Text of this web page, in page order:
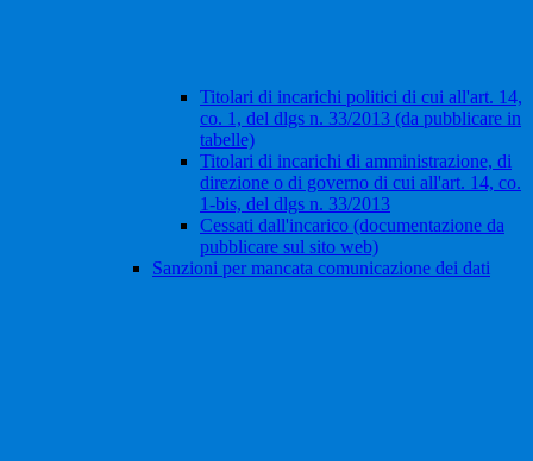
Titolari di incarichi politici di cui all'art. 14,
co. 1, del dlgs n. 33/2013 (da pubblicare in
tabelle)
Titolari di incarichi di amministrazione, di
direzione o di governo di cui all'art. 14, co.
1-bis, del dlgs n. 33/2013
Cessati dall'incarico (documentazione da
pubblicare sul sito web)
Sanzioni per mancata comunicazione dei dati